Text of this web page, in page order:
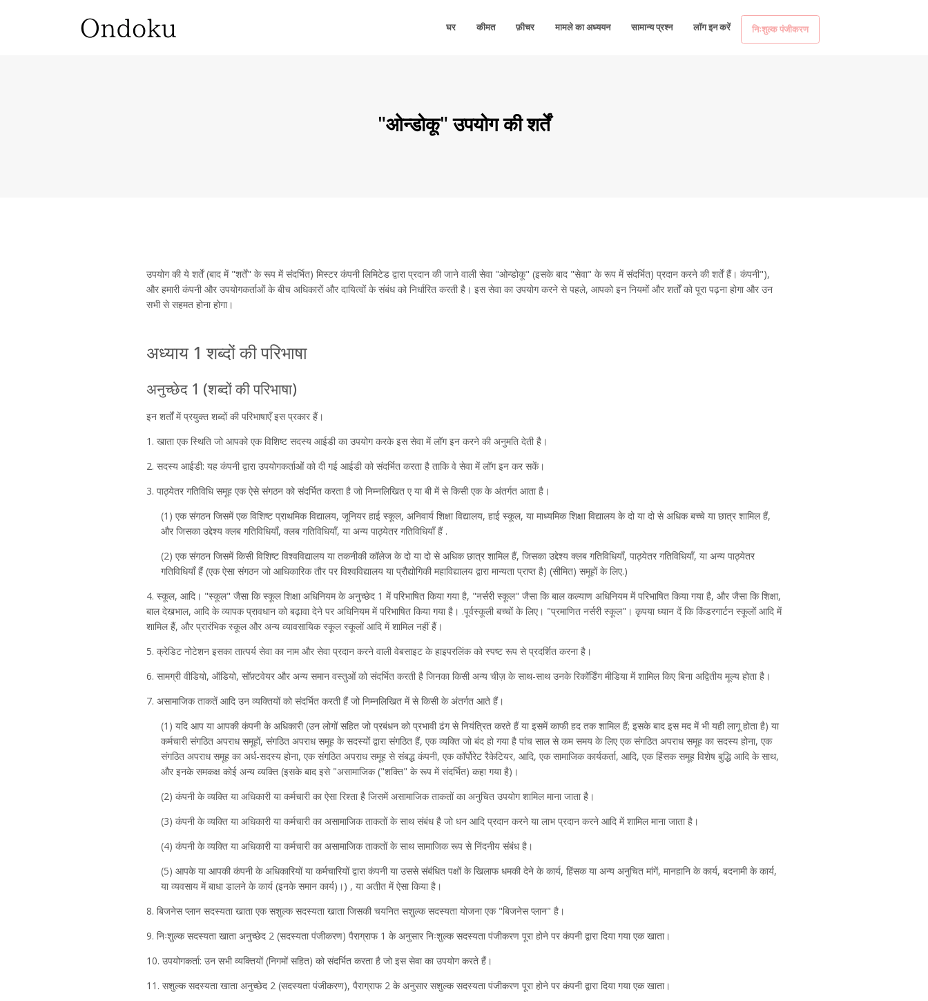
घर कीमत फ़ीचर मामले का अध्ययन सामान्य प्रश्न लॉग इन करें निःशुल्क पंजीकरण
"ओन्डोकू" उपयोग की शर्तें
उपयोग की ये शर्तें (बाद में "शर्तें" के रूप में संदर्भित) मिस्टर कंपनी लिमिटेड द्वारा प्रदान की जाने वाली सेवा "ओन्डोकू" (इसके बाद "सेवा" के रूप में संदर्भित) प्रदान करने की शर्तें हैं। कंपनी"),
और हमारी कंपनी और उपयोगकर्ताओं के बीच अधिकारों और दायित्वों के संबंध को निर्धारित करती है। इस सेवा का उपयोग करने से पहले, आपको इन नियमों और शर्तों को पूरा पढ़ना होगा और उन
सभी से सहमत होना होगा।
अध्याय 1 शब्दों की परिभाषा
अनुच्छेद 1 (शब्दों की परिभाषा)
इन शर्तों में प्रयुक्त शब्दों की परिभाषाएँ इस प्रकार हैं।
1. खाता एक स्थिति जो आपको एक विशिष्ट सदस्य आईडी का उपयोग करके इस सेवा में लॉग इन करने की अनुमति देती है।
2. सदस्य आईडी: यह कंपनी द्वारा उपयोगकर्ताओं को दी गई आईडी को संदर्भित करता है ताकि वे सेवा में लॉग इन कर सकें।
3. पाठ्येतर गतिविधि समूह एक ऐसे संगठन को संदर्भित करता है जो निम्नलिखित ए या बी में से किसी एक के अंतर्गत आता है।
(1) एक संगठन जिसमें एक विशिष्ट प्राथमिक विद्यालय, जूनियर हाई स्कूल, अनिवार्य शिक्षा विद्यालय, हाई स्कूल, या माध्यमिक शिक्षा विद्यालय के दो या दो से अधिक बच्चे या छात्र शामिल हैं,
और जिसका उद्देश्य क्लब गतिविधियाँ, क्लब गतिविधियाँ, या अन्य पाठ्येतर गतिविधियाँ हैं .
(2) एक संगठन जिसमें किसी विशिष्ट विश्वविद्यालय या तकनीकी कॉलेज के दो या दो से अधिक छात्र शामिल हैं, जिसका उद्देश्य क्लब गतिविधियाँ, पाठ्येतर गतिविधियाँ, या अन्य पाठ्येतर
गतिविधियाँ हैं (एक ऐसा संगठन जो आधिकारिक तौर पर विश्वविद्यालय या प्रौद्योगिकी महाविद्यालय द्वारा मान्यता प्राप्त है) (सीमित) समूहों के लिए.)
4. स्कूल, आदि। "स्कूल" जैसा कि स्कूल शिक्षा अधिनियम के अनुच्छेद 1 में परिभाषित किया गया है, "नर्सरी स्कूल" जैसा कि बाल कल्याण अधिनियम में परिभाषित किया गया है, और जैसा कि शिक्षा,
बाल देखभाल, आदि के व्यापक प्रावधान को बढ़ावा देने पर अधिनियम में परिभाषित किया गया है। .पूर्वस्कूली बच्चों के लिए। "प्रमाणित नर्सरी स्कूल"। कृपया ध्यान दें कि किंडरगार्टन स्कूलों आदि में
शामिल हैं, और प्रारंभिक स्कूल और अन्य व्यावसायिक स्कूल स्कूलों आदि में शामिल नहीं हैं।
5. क्रेडिट नोटेशन इसका तात्पर्य सेवा का नाम और सेवा प्रदान करने वाली वेबसाइट के हाइपरलिंक को स्पष्ट रूप से प्रदर्शित करना है।
6. सामग्री वीडियो, ऑडियो, सॉफ़्टवेयर और अन्य समान वस्तुओं को संदर्भित करती है जिनका किसी अन्य चीज़ के साथ-साथ उनके रिकॉर्डिंग मीडिया में शामिल किए बिना अद्वितीय मूल्य होता है।
7. असामाजिक ताकतें आदि उन व्यक्तियों को संदर्भित करती हैं जो निम्नलिखित में से किसी के अंतर्गत आते हैं।
(1) यदि आप या आपकी कंपनी के अधिकारी (उन लोगों सहित जो प्रबंधन को प्रभावी ढंग से नियंत्रित करते हैं या इसमें काफी हद तक शामिल हैं; इसके बाद इस मद में भी यही लागू होता है) या
कर्मचारी संगठित अपराध समूहों, संगठित अपराध समूह के सदस्यों द्वारा संगठित हैं, एक व्यक्ति जो बंद हो गया है पांच साल से कम समय के लिए एक संगठित अपराध समूह का सदस्य होना, एक
संगठित अपराध समूह का अर्ध-सदस्य होना, एक संगठित अपराध समूह से संबद्ध कंपनी, एक कॉर्पोरेट रैकेटियर, आदि, एक सामाजिक कार्यकर्ता, आदि, एक हिंसक समूह विशेष बुद्धि आदि के साथ,
और इनके समकक्ष कोई अन्य व्यक्ति (इसके बाद इसे "असामाजिक ("शक्ति" के रूप में संदर्भित) कहा गया है)।
(2) कंपनी के व्यक्ति या अधिकारी या कर्मचारी का ऐसा रिश्ता है जिसमें असामाजिक ताकतों का अनुचित उपयोग शामिल माना जाता है।
(3) कंपनी के व्यक्ति या अधिकारी या कर्मचारी का असामाजिक ताकतों के साथ संबंध है जो धन आदि प्रदान करने या लाभ प्रदान करने आदि में शामिल माना जाता है।
(4) कंपनी के व्यक्ति या अधिकारी या कर्मचारी का असामाजिक ताकतों के साथ सामाजिक रूप से निंदनीय संबंध है।
(5) आपके या आपकी कंपनी के अधिकारियों या कर्मचारियों द्वारा कंपनी या उससे संबंधित पक्षों के खिलाफ धमकी देने के कार्य, हिंसक या अन्य अनुचित मांगें, मानहानि के कार्य, बदनामी के कार्य,
या व्यवसाय में बाधा डालने के कार्य (इनके समान कार्य)।) , या अतीत में ऐसा किया है।
8. बिजनेस प्लान सदस्यता खाता एक सशुल्क सदस्यता खाता जिसकी चयनित सशुल्क सदस्यता योजना एक "बिजनेस प्लान" है।
9. निःशुल्क सदस्यता खाता अनुच्छेद 2 (सदस्यता पंजीकरण) पैराग्राफ 1 के अनुसार निःशुल्क सदस्यता पंजीकरण पूरा होने पर कंपनी द्वारा दिया गया एक खाता।
10. उपयोगकर्ता: उन सभी व्यक्तियों (निगमों सहित) को संदर्भित करता है जो इस सेवा का उपयोग करते हैं।
11. सशुल्क सदस्यता खाता अनुच्छेद 2 (सदस्यता पंजीकरण), पैराग्राफ 2 के अनुसार सशुल्क सदस्यता पंजीकरण पूरा होने पर कंपनी द्वारा दिया गया एक खाता।